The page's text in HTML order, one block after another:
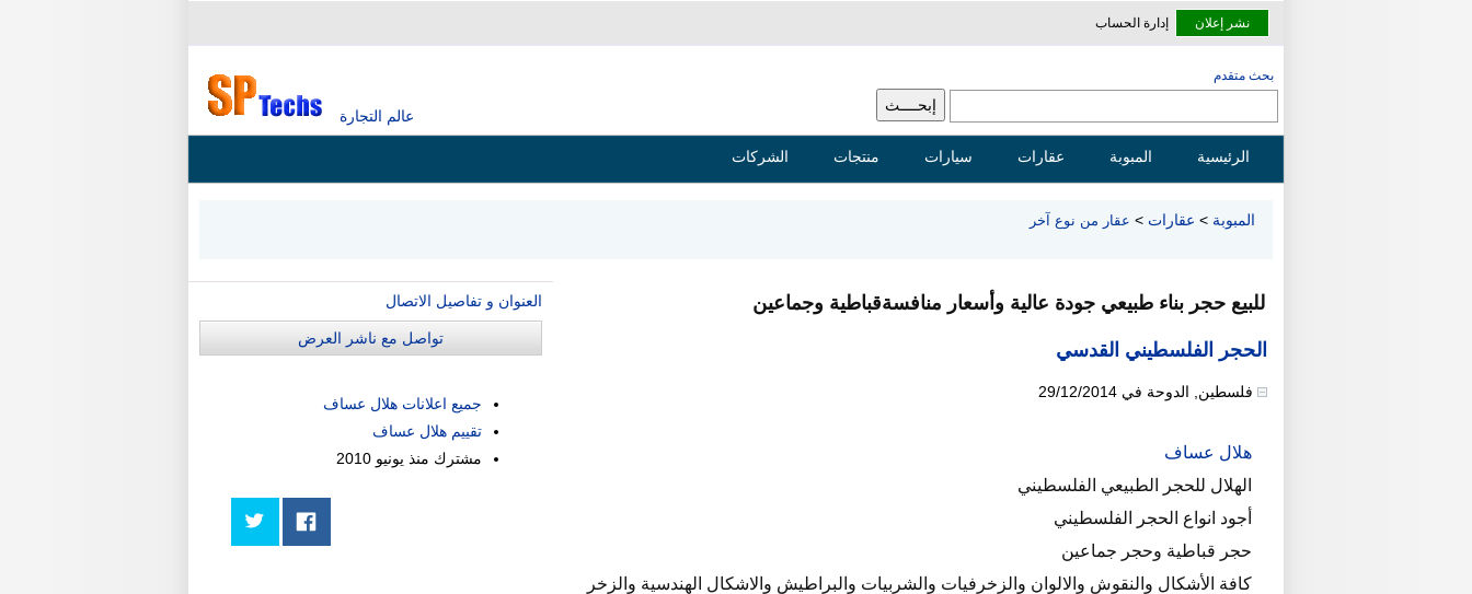
نشر إعلان إدارة الحساب
عالم التجارة
بحث متقدم
الرئيسية المبوبة عقارات سيارات منتجات الشركات
المبوبة > عقارات > عقار من نوع آخر
للبيع حجر بناء طبيعي جودة عالية وأسعار منافسةقباطية وجماعين
الحجر الفلسطيني القدسي
فلسطين الدوحة في 29/12/2014
هلال عساف
الهلال للحجر الطبيعي الفلسطيني
أجود انواع الحجر الفلسطيني
حجر قباطية وحجر جماعين
كافة الأشكال والنقوش والالوان والزخرفيات والشربيات والبراطيش والاشكال الهندسية والزخر
العنوان و تفاصيل الاتصال
تواصل مع ناشر العرض
جميع اعلانات هلال عساف
تقييم هلال عساف
مشترك منذ يونيو 2010